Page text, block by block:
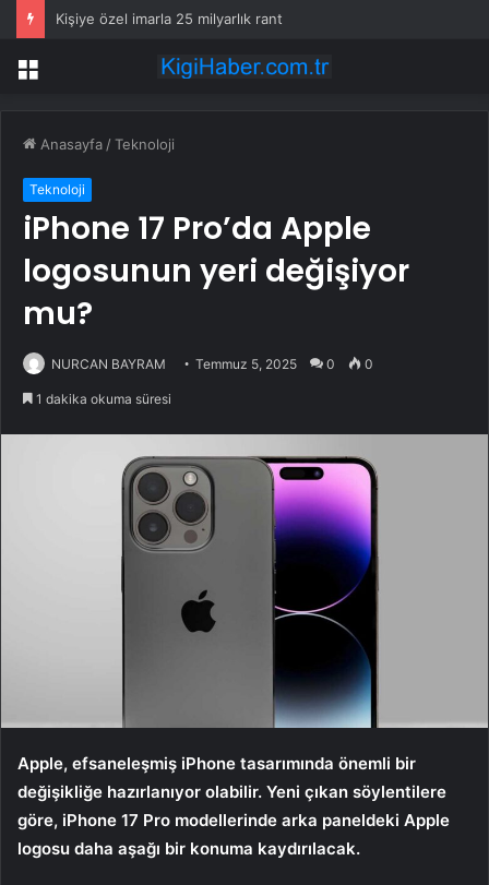
Kişiye özel imarla 25 milyarlık rant
Menü
Anasayfa /Teknoloji
Teknoloji
iPhone 17 Pro’da Apple
logosunun yeri değişiyor
mu?
NURCAN BAYRAM Temmuz 5, 2025 0 0
1 dakika okuma süresi
Apple, efsaneleşmiş iPhone tasarımında önemli bir
değişikliğe hazırlanıyor olabilir. Yeni çıkan söylentilere
göre, iPhone 17 Pro modellerinde arka paneldeki Apple
logosu daha aşağı bir konuma kaydırılacak.